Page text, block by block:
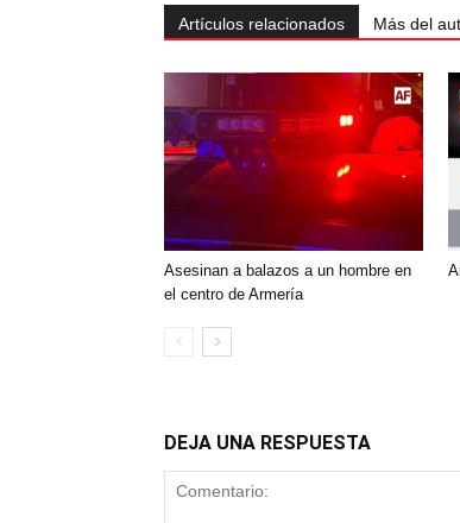
Artículos relacionados Más del
Asesinan a balazos a un hombre en
el centro de Armería
DEJA UNA RESPUESTA